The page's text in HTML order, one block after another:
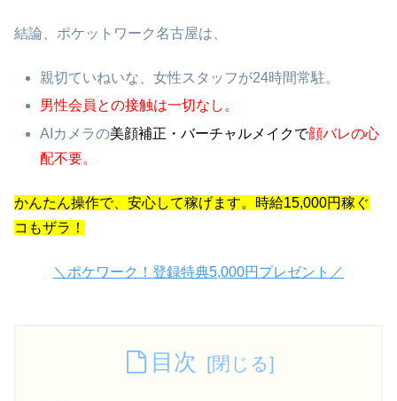
結論、ポケットワーク名古屋は、
親切ていねいな、女性スタッフが24時間常駐。
男性会員との接触は一切なし。
AIカメラの美顔補正・バーチャルメイクで顔バレの心
配不要。
かんたん操作で、安心して稼げます。時給15,000円稼ぐ
コもザラ！
＼ポケワーク！登録特典5,000円プレゼント／
目次